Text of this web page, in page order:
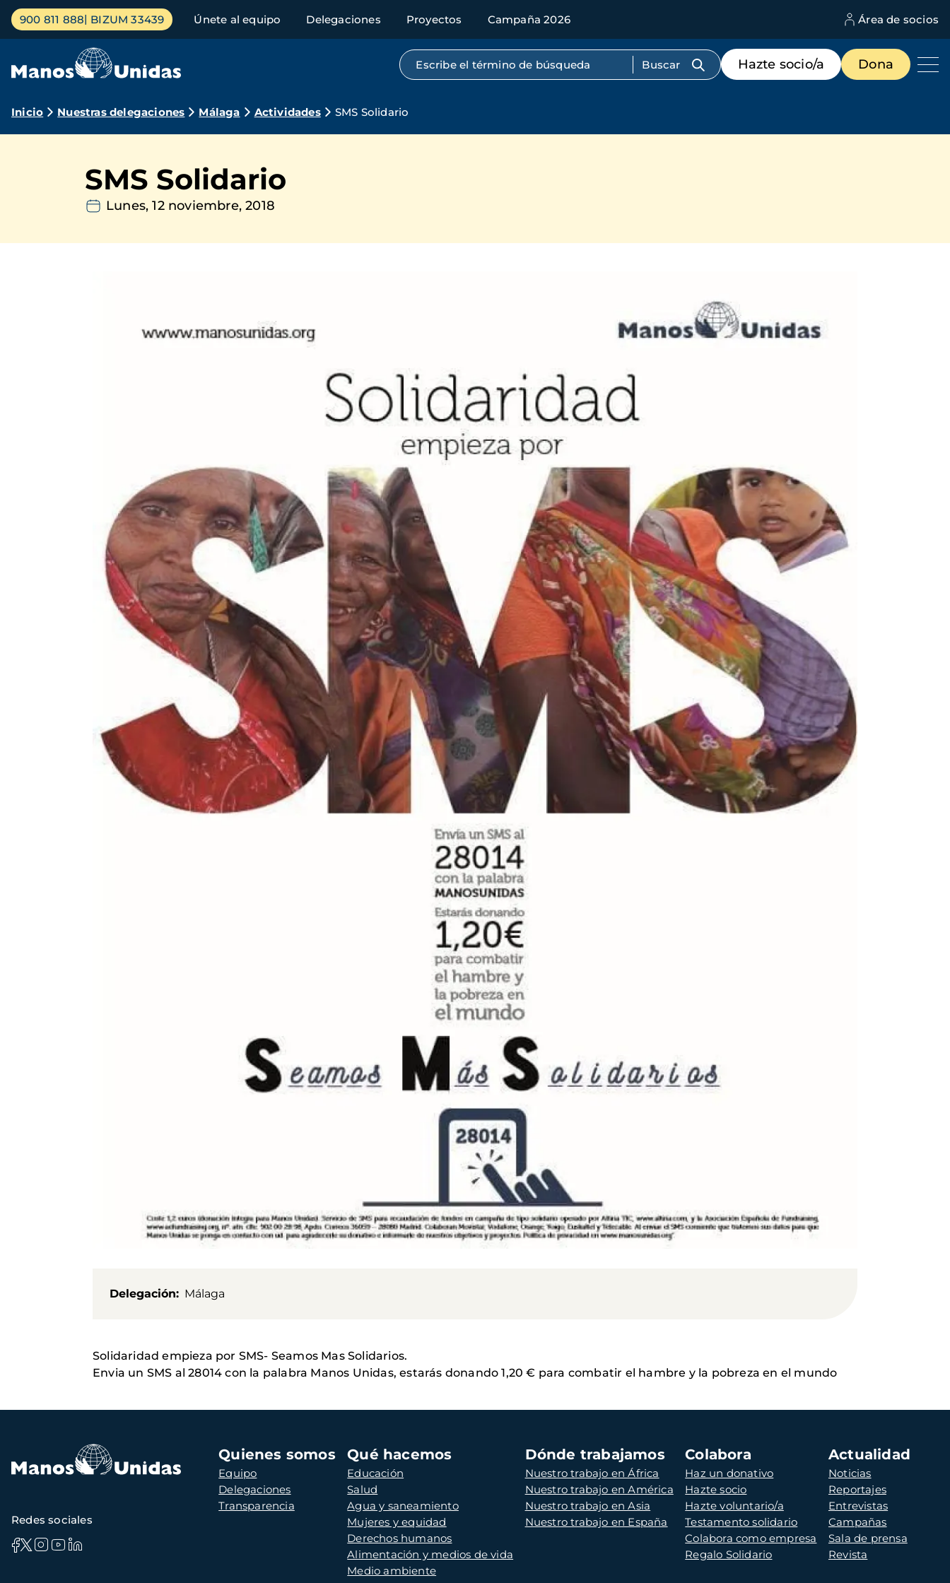
Pasar
contenido
Menú
principal
900 811 888 BIZUM 33439 Únete al equipo Delegaciones Proyectos Campaña 2026 Área de socios
Búsqueda por texto completo
Menú
de
destacados
Hazte socio/a Dona
Ruta
navegación
Inicio Nuestras delegaciones Málaga Actividades SMS Solidario
SMS Solidario
Lunes, 12 noviembre, 2018
Delegación Málaga
Solidaridad empieza por SMS- Seamos Mas Solidarios.
Envia un SMS al 28014 con la palabra Manos Unidas, estarás donando 1,20 € para combatir el hambre y la pobreza en el mundo
Navegación
principal
Quienes somos
Equipo
Delegaciones
Transparencia
Qué hacemos
Educación
Salud
Agua y saneamiento
Mujeres y equidad
Derechos humanos
Alimentación y medios de vida
Medio ambiente
Dónde trabajamos
Nuestro trabajo en África
Nuestro trabajo en América
Nuestro trabajo en Asia
Nuestro trabajo en España
Colabora
Haz un donativo
Hazte socio
Hazte voluntario/a
Testamento solidario
Colabora como empresa
Regalo Solidario
Actualidad
Noticias
Reportajes
Entrevistas
Campañas
Sala de prensa
Revista
Redes sociales